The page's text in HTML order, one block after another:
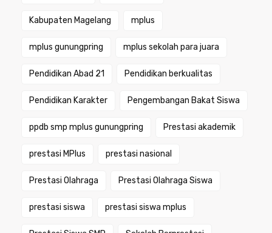
Kabupaten Magelang mplus
mplus gunungpring mplus sekolah para juara
Pendidikan Abad 21 Pendidikan berkualitas
Pendidikan Karakter Pengembangan Bakat Siswa
ppdb smp mplus gunungpring Prestasi akademik
prestasi MPlus prestasi nasional
Prestasi Olahraga Prestasi Olahraga Siswa
prestasi siswa prestasi siswa mplus